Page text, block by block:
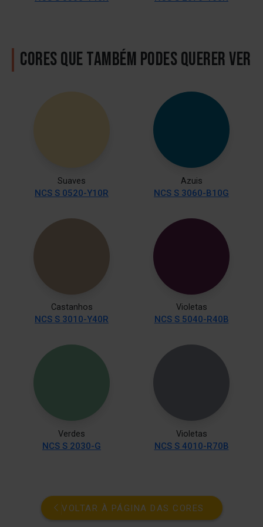
CORES QUE TAMBÉM PODES QUERER VER
Suaves
NCS S 0520-Y10R
Azuis
NCS S 3060-B10G
Castanhos
NCS S 3010-Y40R
Violetas
NCS S 5040-R40B
Verdes
NCS S 2030-G
Violetas
NCS S 4010-R70B
VOLTAR À PÁGINA DAS CORES